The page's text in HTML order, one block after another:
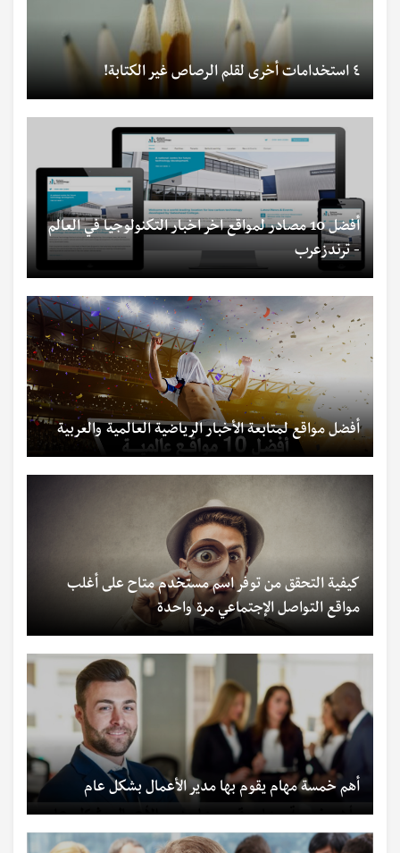
٤ استخدامات أخرى لقلم الرصاص غير الكتابة!
أفضل 10 مصادر لمواقع اخر اخبار التكنولوجيا في العالم
- ترندزعرب
أفضل مواقع لمتابعة الأخبار الرياضية العالمية والعربية
كيفية التحقق من توفر اسم مستخدم متاح على أغلب
مواقع التواصل الإجتماعي مرة واحدة
أهم خمسة مهام يقوم بها مدير الأعمال بشكل عام